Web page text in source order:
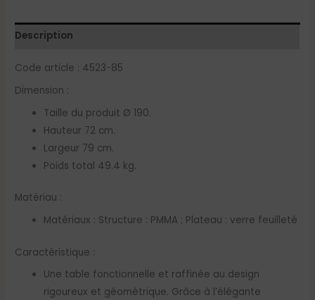
Description
Code article : 4523-85
Dimension :
Taille du produit Ø 190.
Hauteur 72 cm.
Largeur 79 cm.
Poids total 49.4 kg.
Matériau :
Matériaux : Structure : PMMA ; Plateau : verre feuilleté
Caractéristique :
Une table fonctionnelle et raffinée au design
rigoureux et géométrique. Grâce à l’élégante